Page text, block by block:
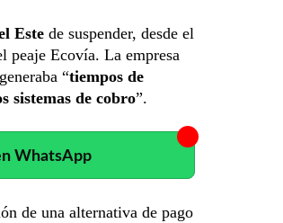
Este de suspender, desde el
peaje Ecovía. La empresa
“tiempos de
sistemas de cobro”.
WhatsApp
de una alternativa de pago